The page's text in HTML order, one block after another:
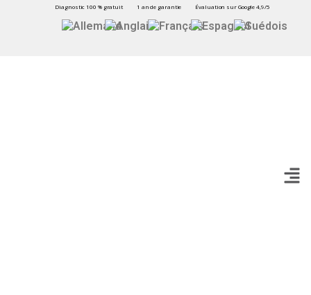
Diagnostic 100 % gratuit 1 an de garantie Évaluation sur Google 4,9/5